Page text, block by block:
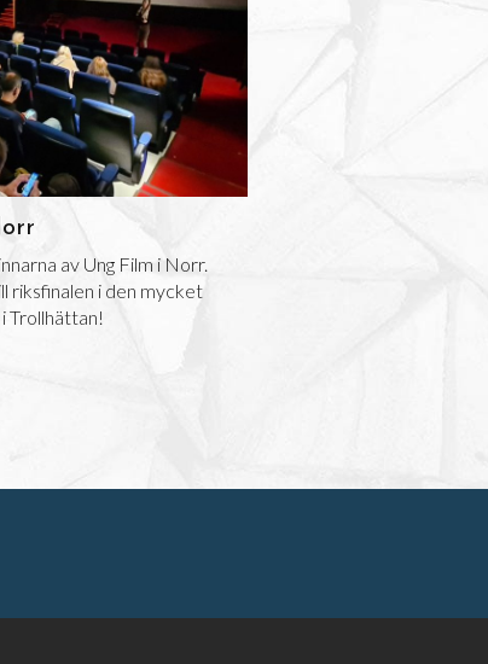
av Ung Film i Norr.
riksfinalen i den mycket
Trollhättan!